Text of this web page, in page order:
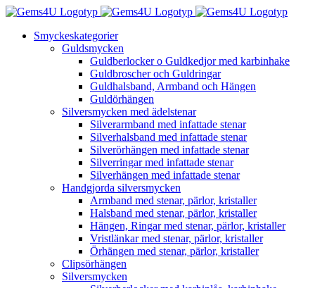
Fortsätt
innehålletSmyckeskategorier
Guldsmycken
Guldberlocker o Guldkedjor med karbinhake
Guldbroscher och Guldringar
Guldhalsband, Armband och Hängen
Guldörhängen
Silversmycken med ädelstenar
Silverarmband med infattade stenar
Silverhalsband med infattade stenar
Silverörhängen med infattade stenar
Silverringar med infattade stenar
Silverhängen med infattade stenar
Handgjorda silversmycken
Armband med stenar, pärlor, kristaller
Halsband med stenar, pärlor, kristaller
Hängen, Ringar med stenar, pärlor, kristaller
Vristlänkar med stenar, pärlor, kristaller
Örhängen med stenar, pärlor, kristaller
Clipsörhängen
Silversmycken